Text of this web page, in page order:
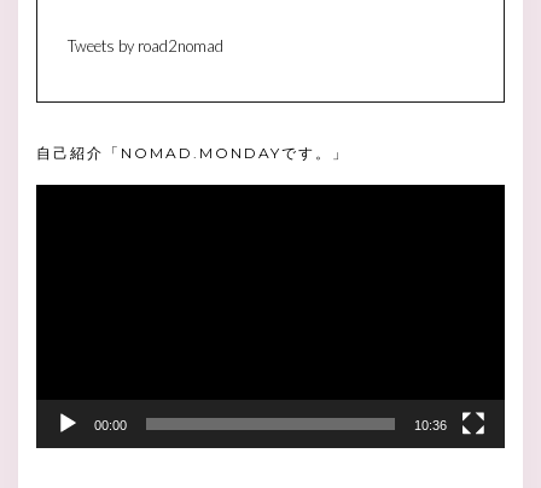
Tweets by road2nomad
自己紹介「NOMAD.MONDAYです。」
00:00 10:36